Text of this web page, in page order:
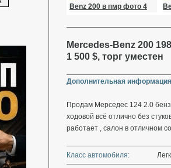
Mercedes-Benz 200
1 500 $, торг уместен
Дополнительная
Продам Мерседес 124 2.0
ходовой всё отлично без
работает , салон в отличном
Класс автомобиля: